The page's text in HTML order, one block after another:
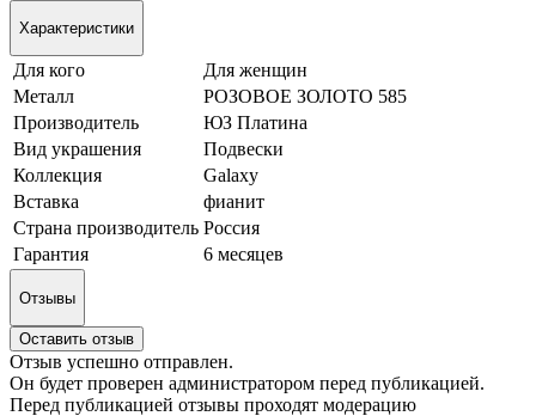
Характеристики
Для кого
Для женщин
Металл
РОЗОВОЕ ЗОЛОТО 585
Производитель
ЮЗ Платина
Вид украшения
Подвески
Коллекция
Galaxy
Вставка
фианит
Страна производитель Россия
Гарантия
6 месяцев
Отзывы
Оставить отзыв
Отзыв успешно отправлен.
Он будет проверен администратором перед публикацией.
Перед публикацией отзывы проходят модерацию